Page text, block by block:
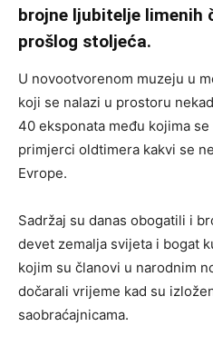
brojne ljubitelje limenih
prošlog stoljeća.
U novootvorenom muzeju u
koji se nalazi u prostoru
40 eksponata među kojima
primjerci oldtimera kakvi se
Evrope.
Sadržaj su danas obogatili i
devet zemalja svijeta i bogat
kojim su članovi u narodnim
dočarali vrijeme kad su
saobraćajnicama.